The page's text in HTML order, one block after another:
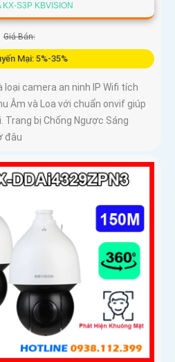
KX-S3P KBVISION
Giá Bán:
Mại: 5%-35%
loại camera an ninh IP Wifi tích
Âm và Loa với chuẩn onvif giúp
Trang bị Chống Ngược Sáng
đâu